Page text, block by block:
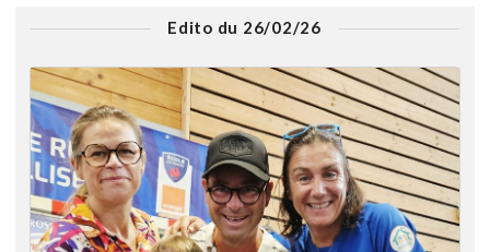
Edito du 26/02/26